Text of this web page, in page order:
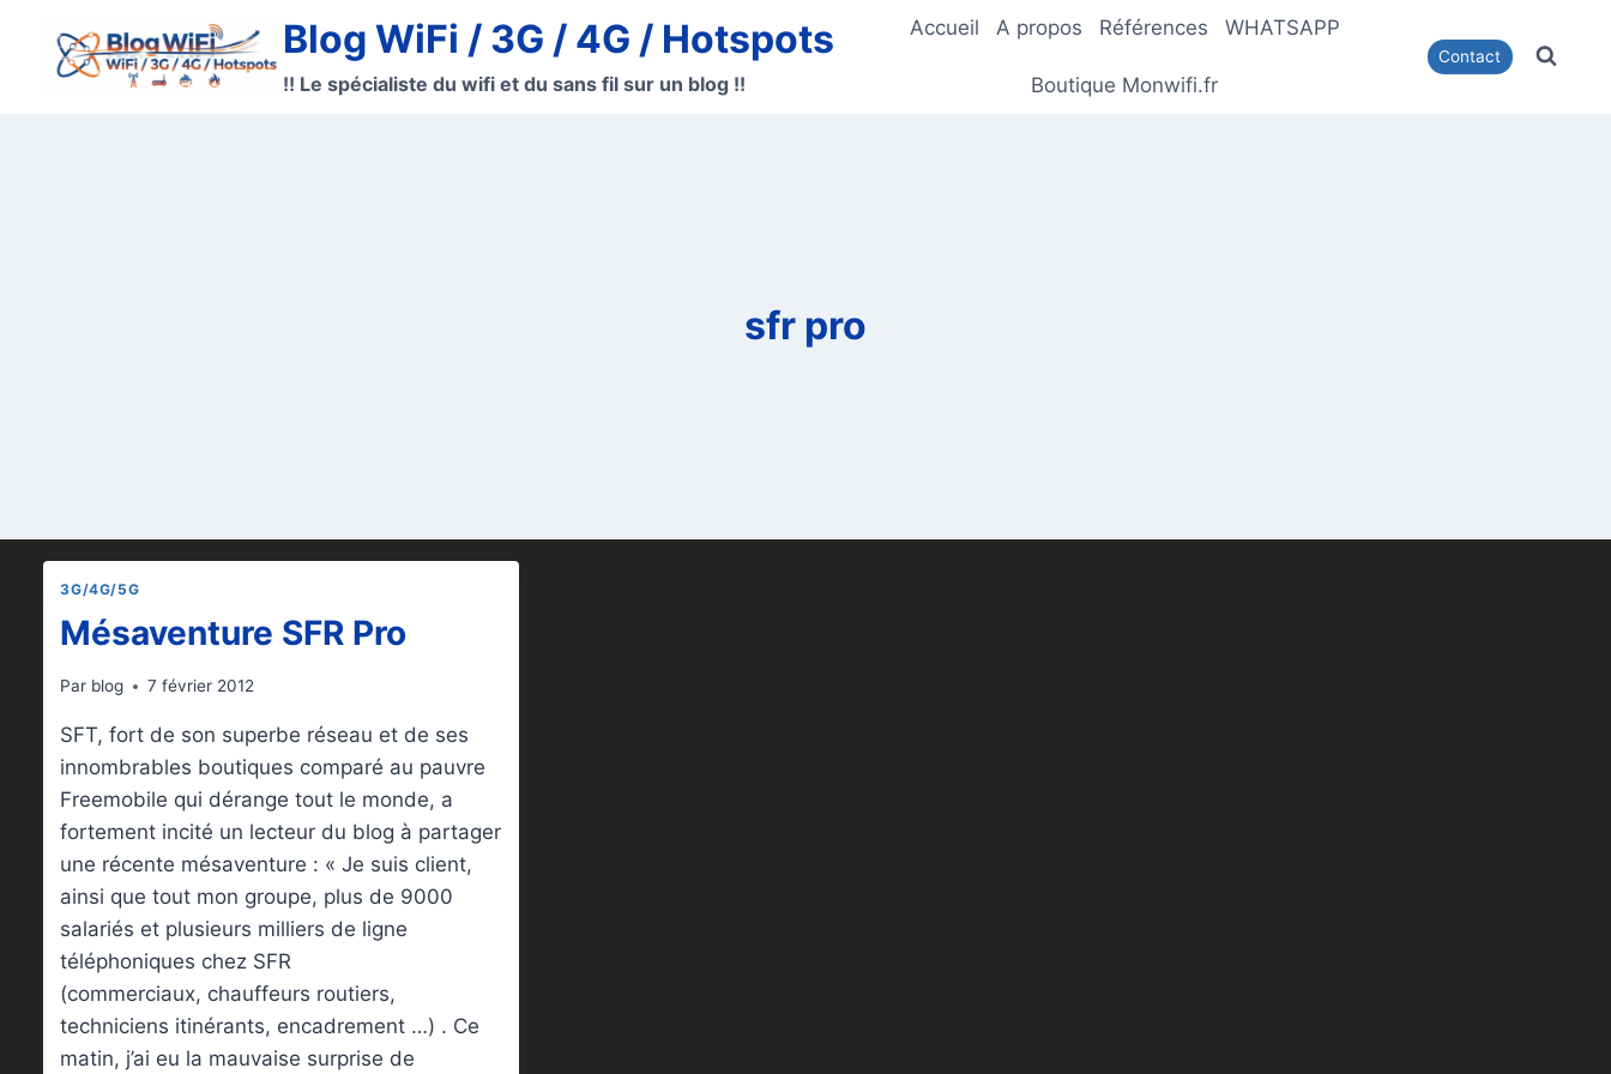
contenu
Blog WiFi / 3G / 4G / Hotspots
!! Le spécialiste du wifi et du sans fil sur un blog !!
Accueil A propos Références WHATSAPP
Boutique Monwifi.fr
Contact
sfr pro
3G/4G/5G
Mésaventure SFR Pro
Par blog 7 février 2012
SFT, fort de son superbe réseau et de ses
innombrables boutiques comparé au pauvre
Freemobile qui dérange tout le monde, a
fortement incité un lecteur du blog à partager
une récente mésaventure : « Je suis client,
ainsi que tout mon groupe, plus de 9000
salariés et plusieurs milliers de ligne
téléphoniques chez SFR
(commerciaux, chauffeurs routiers,
techniciens itinérants, encadrement …) . Ce
matin, j’ai eu la mauvaise surprise de